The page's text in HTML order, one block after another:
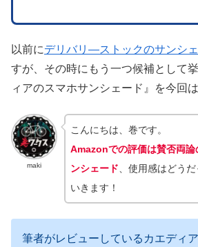
以前にデリバリ―ストックのサンシ
すが、その時にもう一つ候補として
ィアのスマホサンシェード』を今回
maki
こんにちは、巻です。
Amazonでの評価は賛否両論
ンシェード 、使用感はどう
いきます！
筆者がレビューしているカエディ